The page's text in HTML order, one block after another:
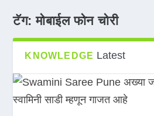
टॅग:मोबाईल फोन चोरी
KNOWLEDGE Latest